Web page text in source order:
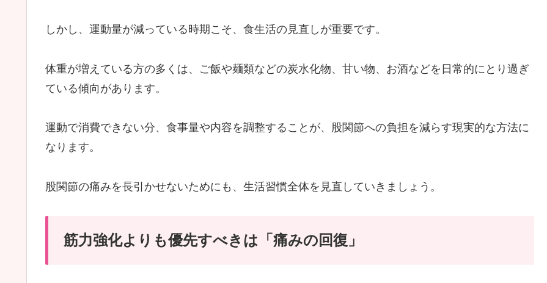
しかし、運動量が減っている時期こそ、食生活の見直しが重要です。
体重が増えている方の多くは、ご飯や麺類などの炭水化物、甘い物、お酒などを日常的にとり過ぎ
ている傾向があります。
運動で消費できない分、食事量や内容を調整することが、股関節への負担を減らす現実的な方法に
なります。
股関節の痛みを長引かせないためにも、生活習慣全体を見直していきましょう。
筋力強化よりも優先すべきは「痛みの回復」